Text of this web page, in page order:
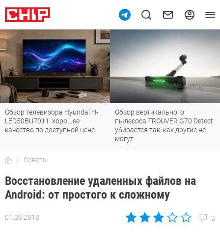
Обзор телевизора Hyundai H-
LED50BU7011: хорошее
качество по доступной цене
Обзор вертикального
пылесоса TROUVER G70 Detect:
убирается так, как другие не
могут
Советы
Восстановление удаленных файлов на
Android: от простого к сложному
01.08.2018 3
Автор: